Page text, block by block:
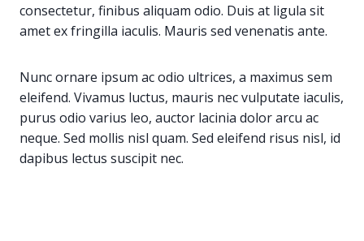
consectetur, finibus aliquam odio. Duis at ligula sit
amet ex fringilla iaculis. Mauris sed venenatis ante.
Nunc ornare ipsum ac odio ultrices, a maximus sem
eleifend. Vivamus luctus, mauris nec vulputate iaculis,
purus odio varius leo, auctor lacinia dolor arcu ac
neque. Sed mollis nisl quam. Sed eleifend risus nisl, id
dapibus lectus suscipit nec.